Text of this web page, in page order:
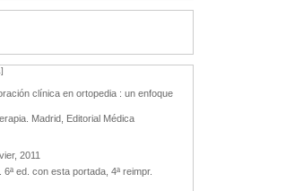
clínica en ortopedia : un enfoque
Madrid, Editorial Médica
2011
ed. con esta portada, 4ª reimpr.